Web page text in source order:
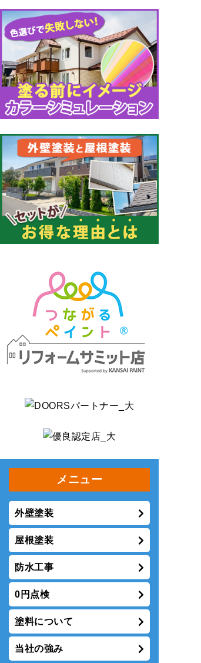
メニュー
外壁塗装
屋根塗装
防水工事
0円点検
塗料について
当社の強み